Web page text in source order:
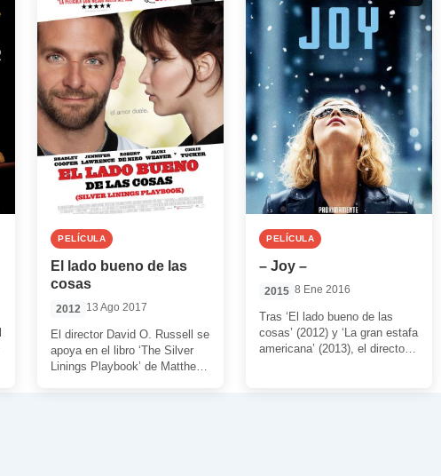
PELÍCULA
El lado bueno de las
cosas
2012 13 Ago 2017
El director David O. Russell se
apoya en el libro ‘The Silver
Linings Playbook’ de Matthew
PELÍCULA
– Joy –
2015 8 Ene 2016
Tras ‘El lado bueno de las
cosas’ (2012) y ‘La gran estafa
americana’ (2013), el director